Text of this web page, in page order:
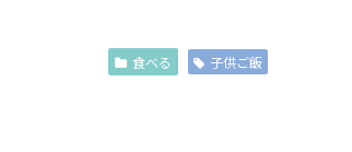
食べる 子供ご飯